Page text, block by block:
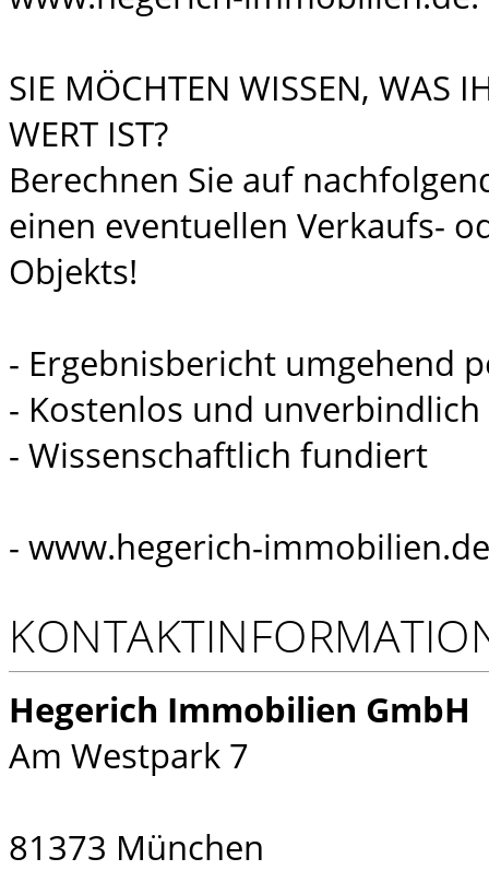
SIE MÖCHTEN WISSEN, WAS
WERT IST?
Berechnen Sie auf
einen eventuellen Verkaufs-
Objekts!
- Ergebnisbericht umgehend
- Kostenlos und unverbindlich
- Wissenschaftlich fundiert
- www.hegerich-
Hegerich Immobilien GmbH
Am Westpark 7
81373 München